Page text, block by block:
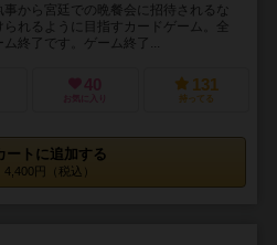
から宮廷での晩餐会に招待されるな
れるように目指すカードゲーム。全
終了です。ゲーム終了...
40
お気に入り
131
持ってる
ートに追加する
4,400円（税込）